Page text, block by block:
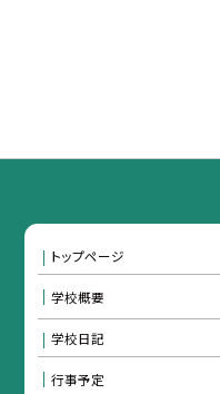
トップページ
学校概要
学校日記
行事予定